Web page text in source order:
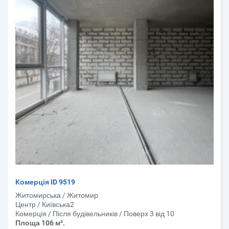
Комерція ID 9519
Житомирська / Житомир
Центр / Київська2
Комерція / Після будівельників / Поверх 3 від 10
Площа 106 м².